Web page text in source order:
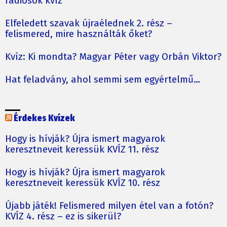
Elfeledett szavak újraélednek 2. rész –
felismered, mire használták őket?
Kvíz: Ki mondta? Magyar Péter vagy Orbán Viktor?
Hat feladvány, ahol semmi sem egyértelmű…
Érdekes Kvízek
Hogy is hívják? Újra ismert magyarok
keresztneveit keressük KVÍZ 11. rész
Hogy is hívják? Újra ismert magyarok
keresztneveit keressük KVÍZ 10. rész
Újabb játék! Felismered milyen étel van a fotón?
KVÍZ 4. rész – ez is sikerül?